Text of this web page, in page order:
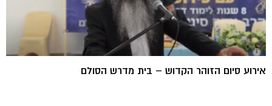
אירוע סיום הזוהר הקדוש – בית מדרש הסולם